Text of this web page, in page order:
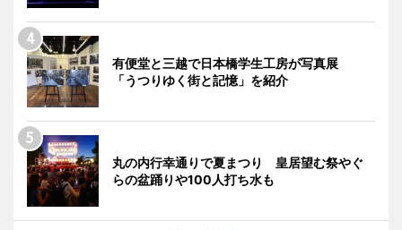
有便堂と三越で日本橋学生工房が写真展
「うつりゆく街と記憶」を紹介
丸の内行幸通りで夏まつり 皇居望む祭やぐ
らの盆踊りや100人打ち水も